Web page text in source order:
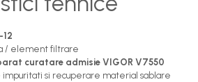
/ element filtrare
curatare admisie VIGOR V7550
si recuperare material sablare